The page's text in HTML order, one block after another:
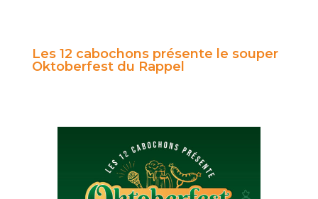
Les 12 cabochons présente le souper
Oktoberfest du Rappel